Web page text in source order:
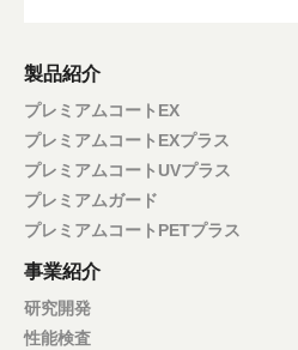
製品紹介
プレミアムコートEX
プレミアムコートEXプラス
プレミアムコートUVプラス
プレミアムガード
プレミアムコートPETプラス
事業紹介
研究開発
性能検査